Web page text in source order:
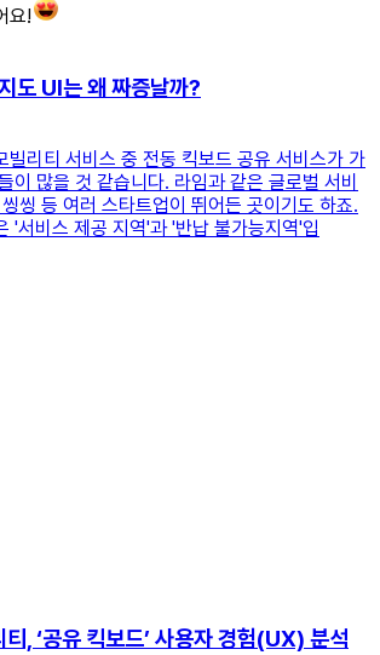
요!
도 UI는 왜 짜증날까?
빌리티 서비스 중 전동 킥보드 공유 서비스가 가
이 많을 것 같습니다. 라임과 같은 글로벌 서비
씽 등 여러 스타트업이 뛰어든 곳이기도 하죠.
'서비스 제공 지역'과 '반납 불가능지역'입
, ‘공유 킥보드’ 사용자 경험(UX) 분석